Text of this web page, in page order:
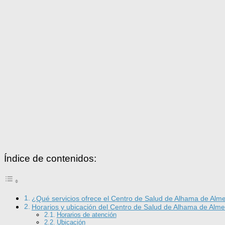
Índice de contenidos:
¿Qué servicios ofrece el Centro de Salud de Alhama de
Horarios y ubicación del Centro de Salud de Alhama de
Horarios de atención
Ubicación